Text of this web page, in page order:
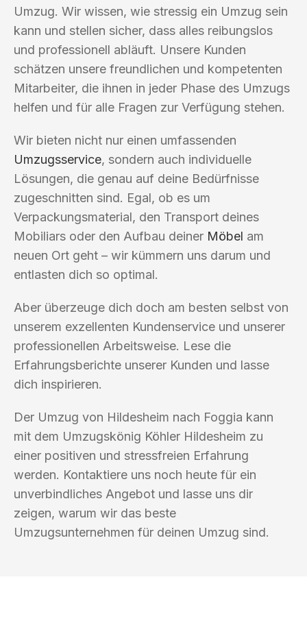
Umzug. Wir wissen, wie stressig ein Umzug sein
kann und stellen sicher, dass alles reibungslos
und professionell abläuft. Unsere Kunden
schätzen unsere freundlichen und kompetenten
Mitarbeiter, die ihnen in jeder Phase des Umzugs
helfen und für alle Fragen zur Verfügung stehen.
Wir bieten nicht nur einen umfassenden
Umzugsservice, sondern auch individuelle
Lösungen, die genau auf deine Bedürfnisse
zugeschnitten sind. Egal, ob es um
Verpackungsmaterial, den Transport deines
Mobiliars oder den Aufbau deiner Möbel am
neuen Ort geht – wir kümmern uns darum und
entlasten dich so optimal.
Aber überzeuge dich doch am besten selbst von
unserem exzellenten Kundenservice und unserer
professionellen Arbeitsweise. Lese die
Erfahrungsberichte unserer Kunden und lasse
dich inspirieren.
Der Umzug von Hildesheim nach Foggia kann
mit dem Umzugskönig Köhler Hildesheim zu
einer positiven und stressfreien Erfahrung
werden. Kontaktiere uns noch heute für ein
unverbindliches Angebot und lasse uns dir
zeigen, warum wir das beste
Umzugsunternehmen für deinen Umzug sind.